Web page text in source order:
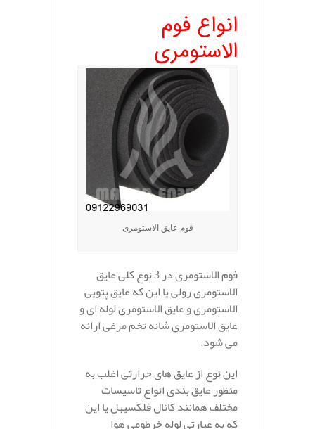
انواع فوم
الاستومری
فوم عایق الاستومری
فوم الاستومری در 3 نوع کلی عایق
الاستومری رولی یا این که عایق پتویی
الاستومری و عایق الاستومری لوله ای و
عایق الاستومری شانه تخم مرغی ارائه
می شود.
این نوع از عایق های حرارتی اغلب به
منظور عایق بندی انواع تاسیسات
مختلف همانند کانال فلکسیبل یا این
که به عبارتی لوله خرطومی هوا